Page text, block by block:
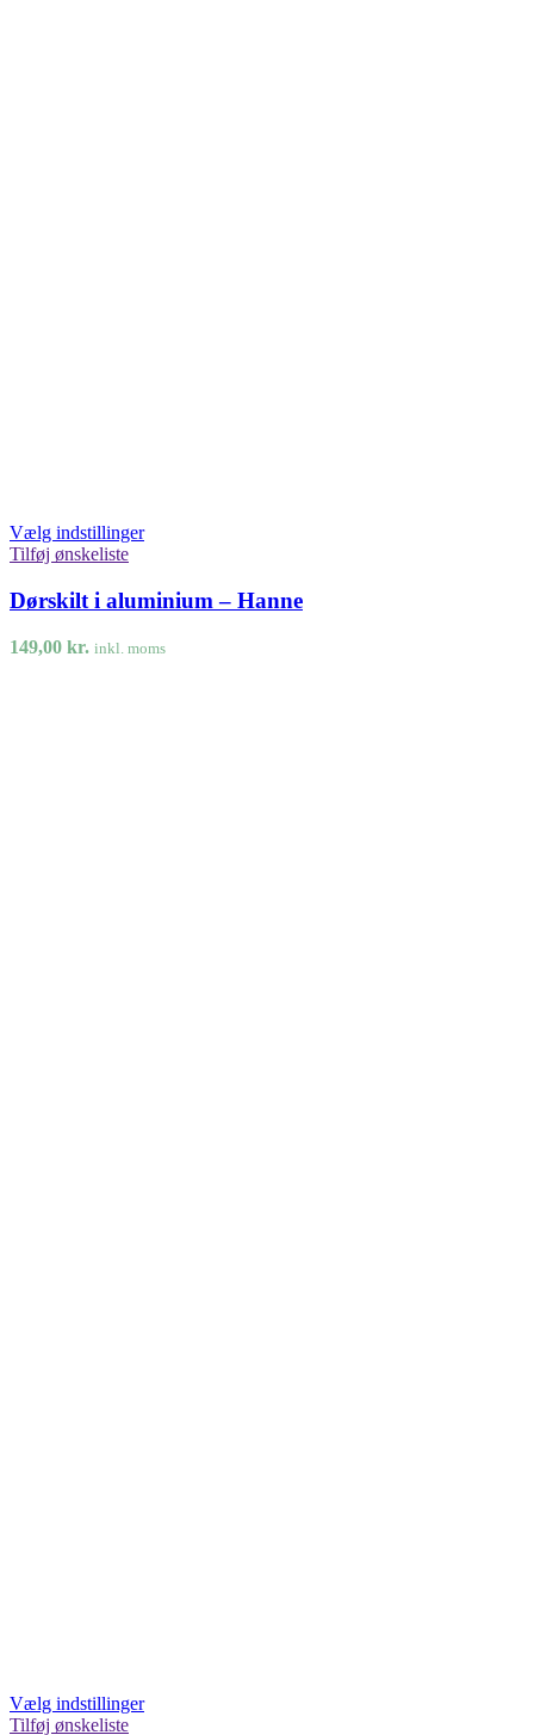
Vælg indstillinger
Tilføj ønskeliste
Dørskilt i aluminium – Hanne
149,00 kr. inkl. moms
Vælg indstillinger
Tilføj ønskeliste